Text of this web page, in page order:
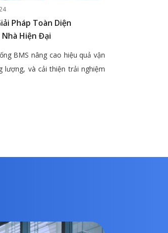
Pháp Toàn Diện
Nhà Hiện Đại
BMS nâng cao hiệu quả vận
lượng, và cải thiện trải nghiệm